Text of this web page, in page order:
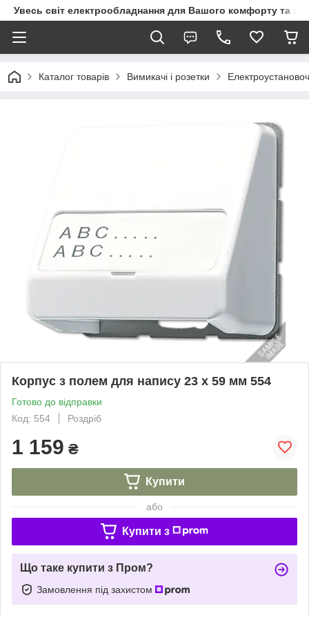
Увесь світ електрообладнання для Вашого комфорту та
Каталог товарів Вимикачі і розетки
Корпус з полем для напису 23 x 59 мм 554
Готово до відправки
Код: 554
Роздріб
1 159 ₴
Купити
або
Купити з
Що таке купити з Пром?
Замовлення під захистом